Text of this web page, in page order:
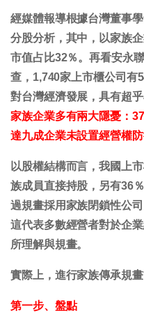
經媒體報導根據台灣董事
分股分析，其中，以家族
市值占比32％。再看安永
查，1,740家上市櫃公司有
對台灣經濟發展，具有超
家族企業多有兩大隱憂：
達九成企業未設置經營權防
以股權結構而言，我國上
族成員直接持股，另有36
過規畫採用家族閉鎖性公
這代表多數經營者對於企
所理解與規畫。
實際上，進行家族傳承規
第一步、盤點